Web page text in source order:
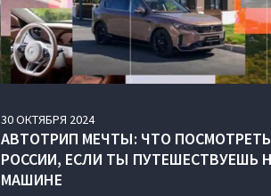
30ОКТЯБРЯ 2024
АВТОТРИП МЕЧТЫ: ЧТО
РОССИИ, ЕСЛИ ТЫ ПУТЕШЕСТВУЕШЬ
МАШИНЕ